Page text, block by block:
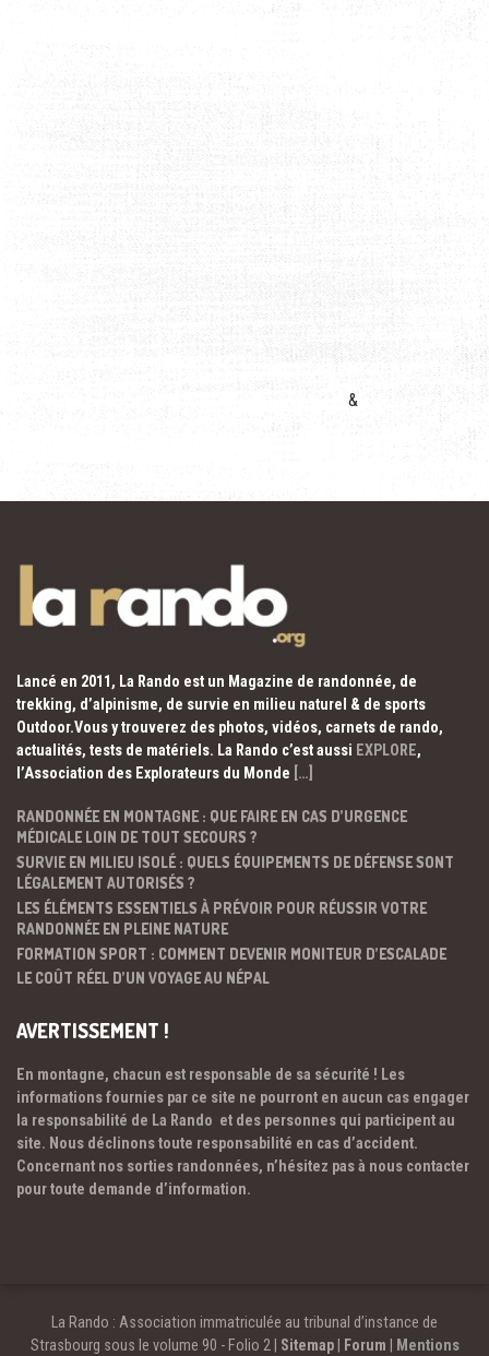
&
Lancé en 2011, La Rando est un Magazine de randonnée, de
trekking, d’alpinisme, de survie en milieu naturel & de sports
Outdoor.Vous y trouverez des photos, vidéos, carnets de rando,
actualités, tests de matériels. La Rando c’est aussi EXPLORE,
l’Association des Explorateurs du Monde […]
RANDONNÉE EN MONTAGNE : QUE FAIRE EN CAS D’URGENCE
MÉDICALE LOIN DE TOUT SECOURS ?
SURVIE EN MILIEU ISOLÉ : QUELS ÉQUIPEMENTS DE DÉFENSE SONT
LÉGALEMENT AUTORISÉS ?
LES ÉLÉMENTS ESSENTIELS À PRÉVOIR POUR RÉUSSIR VOTRE
RANDONNÉE EN PLEINE NATURE
FORMATION SPORT : COMMENT DEVENIR MONITEUR D’ESCALADE
LE COÛT RÉEL D’UN VOYAGE AU NÉPAL
AVERTISSEMENT !
En montagne, chacun est responsable de sa sécurité ! Les
informations fournies par ce site ne pourront en aucun cas engager
la responsabilité de La Rando et des personnes qui participent au
site. Nous déclinons toute responsabilité en cas d’accident.
Concernant nos sorties randonnées, n’hésitez pas à nous contacter
pour toute demande d’information.
La Rando : Association immatriculée au tribunal d’instance de
Strasbourg sous le volume 90 - Folio 2 | Sitemap| Forum Mentions